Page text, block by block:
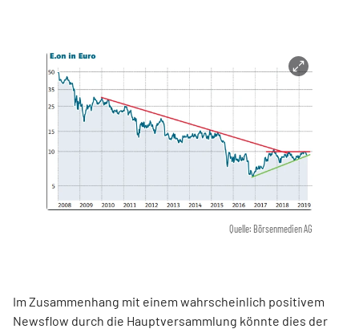
Quelle: Börsenmedien AG
Im Zusammenhang mit einem wahrscheinlich positivem
Newsflow durch die Hauptversammlung könnte dies der